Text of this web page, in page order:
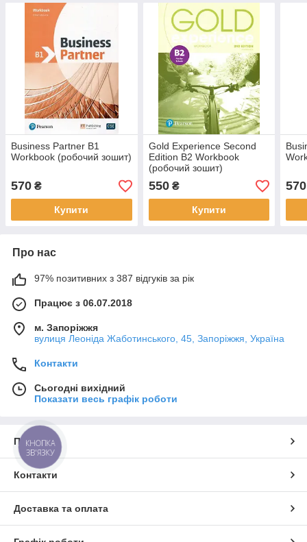
Business Partner B1
Workbook (робочий зошит)
570 ₴
Купити
Gold Experience Second
Edition B2 Workbook
(робочий зошит)
550₴
Купити
570
Про нас
97% позитивних з 387 відгуків за рік
Працює з 06.07.2018
м. Запоріжжя
вулиця Леоніда Жаботинського, 45, Запоріжжя, Україна
Контакти
Сьогодні вихідний
Показати весь графік роботи
Про нас
Контакти
Доставка та оплата
КНОПКА
ЗВ'ЯЗКУ